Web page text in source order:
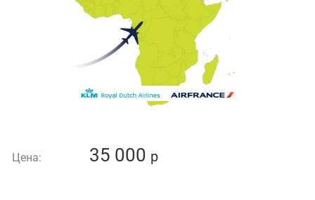
Цена: 35 000 p